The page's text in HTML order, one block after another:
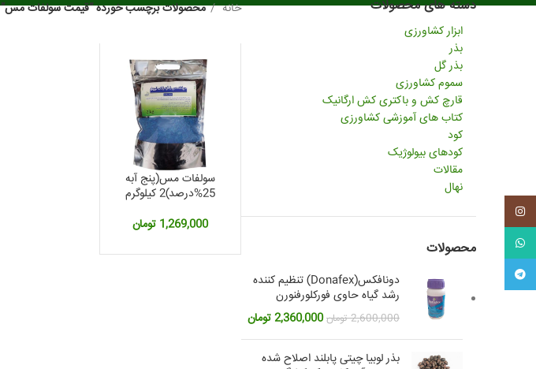
دسته های محصولات
ابزار کشاورزی
بذر
بذر گل
سموم کشاورزی
قارچ کش و باکتری کش ارگانیک
کتاب های آموزشی کشاورزی
کود
کودهای بیولوژیک
مقالات
نهال
محصولات
دونافکس(Donafex) تنظیم کننده
رشد گیاه حاوی فورکلورفنورن
2,600,000 تومانقیمت
اصلی:
2,600,000 تومان
2,360,000تومانقیمت
فعلی:
بذر لوبیا چیتی پابلند اصلاح شده
خانه محصولات برچسب خورده “قیمت سولفات مس”
سولفات مس(پنج آبه
25%درصد)2 کیلوگرم
1,269,000 تومان
واتس آپ